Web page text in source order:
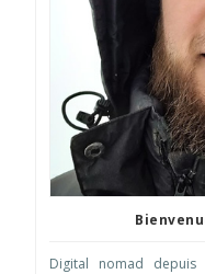
Digital nomad depuis